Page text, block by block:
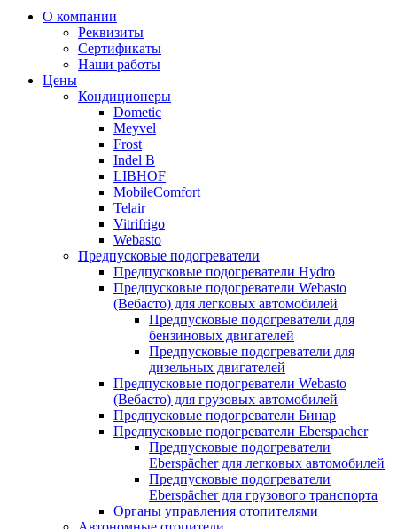
вверх
О компании
Реквизиты
Сертификаты
Наши работы
Цены
Кондиционеры
Dometic
Meyvel
Frost
Indel B
LIBHOF
MobileComfort
Telair
Vitrifrigo
Webasto
Предпусковые подогреватели
Предпусковые подогреватели Hydro
Предпусковые подогреватели Webasto
(Вебасто) для легковых автомобилей
Предпусковые подогреватели для
бензиновых двигателей
Предпусковые подогреватели для
дизельных двигателей
Предпусковые подогреватели Webasto
(Вебасто) для грузовых автомобилей
Предпусковые подогреватели Бинар
Предпусковые подогреватели Eberspacher
Предпусковые подогреватели
Eberspächer для легковых автомобилей
Предпусковые подогреватели
Eberspächer для грузового транспорта
Органы управления отопителями